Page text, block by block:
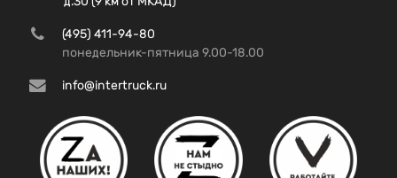
(495) 411-94-80
понедельник-пятница 9.00-18.00
info@intertruck.ru